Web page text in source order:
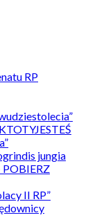
RP
jungia
POBIERZ
II RP”